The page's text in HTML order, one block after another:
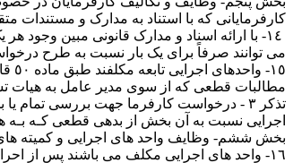
کارفرمایانی که با استناد به مدارک و مستندات متقن درخواست اجرای ماده (١٦) آیین نامه و بررسی بدهی
می توانند صرفاً برای یک‌ بار نسبت به طرح درخواست رسیدگی طبق
مطالبات قطعی که از سوی مدیر عامل به هیات
اجرایی نسبت به آن بخش از بدهی قطعی کـه بـه
بخش ششم‏‏‏‏‏‏‏‏‏‏- وظایف واحد های اجرایی و کمیته
١٦‏‏- واحد های اجرایی مکلف می باشند پس از